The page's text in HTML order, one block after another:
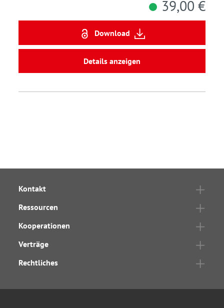
39,00 €
Download
Details anzeigen
Kontakt
Ressourcen
Kooperationen
Verträge
Rechtliches